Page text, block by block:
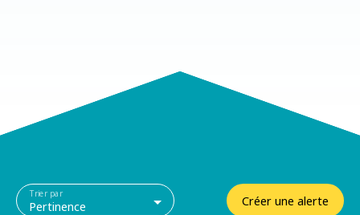
Pertinence
Trier par Créer une alerte